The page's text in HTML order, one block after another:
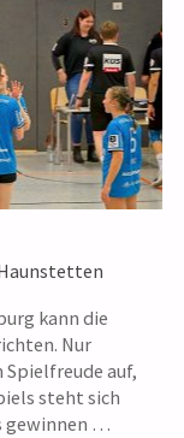
kann die
Nur
auf,
steht sich
gewinnen …